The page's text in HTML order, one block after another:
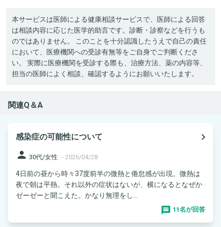
本サービスは医師による健康相談サービスで、医師による回答
は相談内容に応じた医学的助言です。診断・診察などを行うも
のではありません。 このことを十分認識したうえで自己の責任
において、医療機関への受診有無等をご自身でご判断くださ
い。 実際に医療機関を受診する際も、治療方法、薬の内容等、
担当の医師によく相談、確認するようにお願いいたします。
関連Q＆A
感染症の可能性について
navigate_next
person 30代/女性 - 2026/04/28
4日前の昼から時々37度前半の微熱と倦怠感が出現。微熱は
夜で朝は平熱。それ以外の症状はないが、横になるとなぜか
ゼーゼーと聞こえた。かなり無理をし...
11名が回答